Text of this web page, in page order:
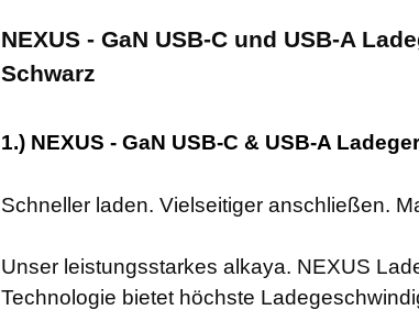
NEXUS - GaN USB-C und USB-A
Schwarz
1.) NEXUS - GaN USB-C & USB-A
Schneller laden. Vielseitiger anschließen.
Unser leistungsstarkes alkaya. NEXUS
Technologie bietet höchste